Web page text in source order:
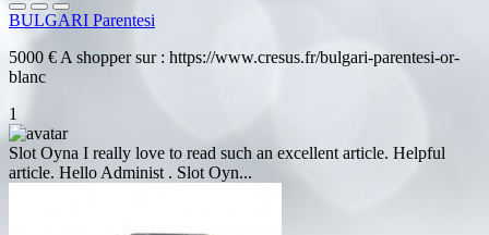
BULGARI Parentesi
5000 € A shopper sur : https://www.cresus.fr/bulgari-parentesi-or-
blanc
1
Slot Oyna I really love to read such an excellent article. Helpful
article. Hello Administ . Slot Oyn...